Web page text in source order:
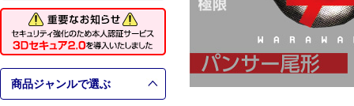
商品ジャンルで選ぶ